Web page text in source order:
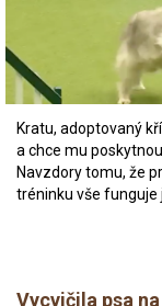
Kratu, adoptovaný
a chce mu
Navzdory tomu, že
tréninku vše funguje
Vycvičila psa